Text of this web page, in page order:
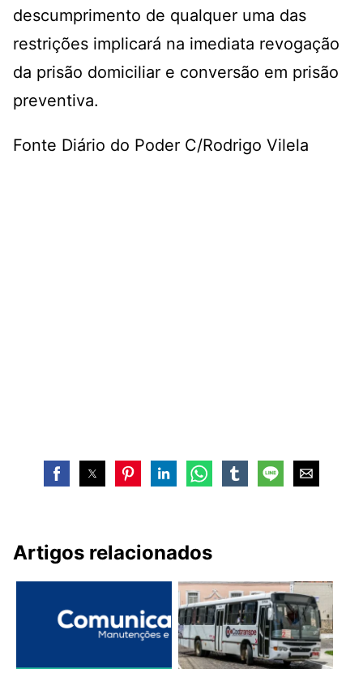
descumprimento de qualquer uma das
restrições implicará na imediata revogação
da prisão domiciliar e conversão em prisão
preventiva.
Fonte Diário do Poder C/Rodrigo Vilela
Artigos relacionados